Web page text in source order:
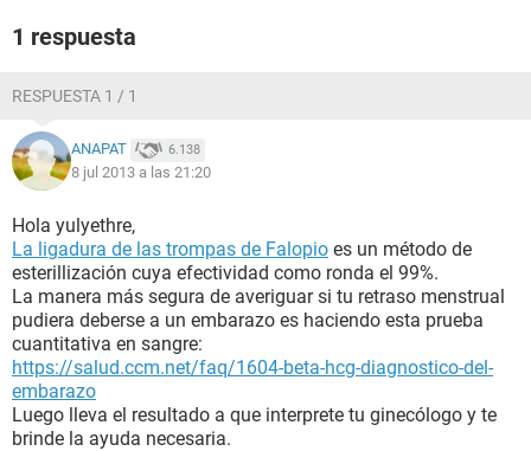
1 respuesta
RESPUESTA 1 / 1
ANAPAT 6.138
8 jul 2013 a las 21:20
Hola yulyethre,
La ligadura de las trompas de Falopio es un método de
esterillización cuya efectividad como ronda el 99%.
La manera más segura de averiguar si tu retraso menstrual
pudiera deberse a un embarazo es haciendo esta prueba
cuantitativa en sangre:
https://salud.ccm.net/faq/1604-beta-hcg-diagnostico-del-
embarazo
Luego lleva el resultado a que interprete tu ginecólogo y te
brinde la ayuda necesaria.